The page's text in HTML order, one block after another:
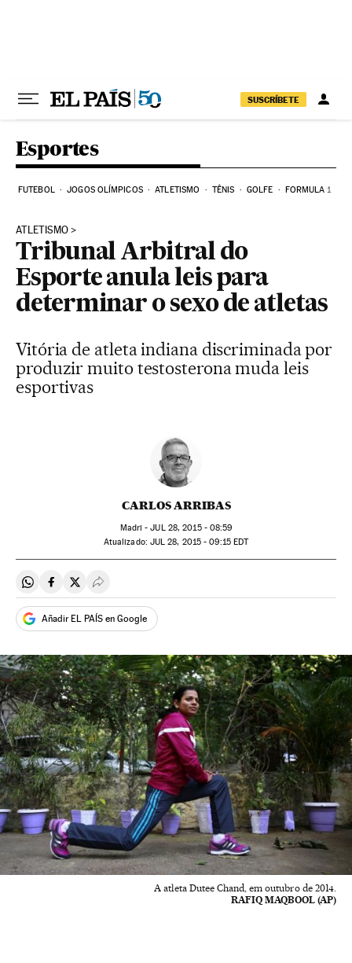
SUSCRÍBETE
Esportes
FUTEBOL JOGOS OLÍMPICOS ATLETISMO TÊNIS GOLFE FORMULA 1
ATLETISMO
Tribunal Arbitral do
Esporte anula leis para
determinar o sexo de atletas
Vitória de atleta indiana discriminada por
produzir muito testosterona muda leis
esportivas
CARLOS ARRIBAS
Madri -JUL28, 2015 - 08:59
atualizado: JUL 28, 2015 - 09:15EDT
Compartir en Whatsapp
Compartir en Facebook
Compartir en Twitter
Desplegar Redes Sociales
Añadir EL PAÍS en Google
A atleta Dutee Chand, em outubro de 2014.
RAFIQ MAQBOOL (AP)